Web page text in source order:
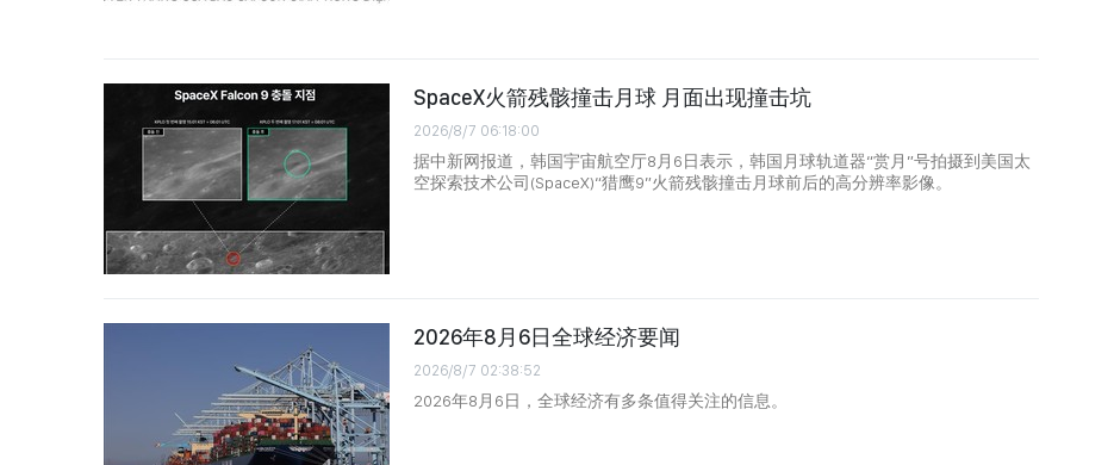
SpaceX火箭残骸撞击月球 月面出现撞击坑
2026/8/7 06:18:00
据中新网报道，韩国宇宙航空厅8月6日表示，韩国月球轨道器“赏月”号拍摄到美国太
空探索技术公司(SpaceX)“猎鹰9”火箭残骸撞击月球前后的高分辨率影像。
2026年8月6日全球经济要闻
2026/8/7 02:38:52
2026年8月6日，全球经济有多条值得关注的信息。